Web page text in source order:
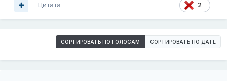
2
Цитата
СОРТИРОВАТЬ ПО ГОЛОСАМ СОРТИРОВАТЬ ПО ДАТЕ